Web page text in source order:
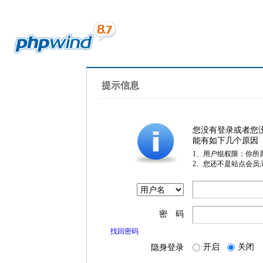
提示信息
您没有登录或者您
能有如下几个原因
1、用户组权限：你所
2、您还不是站点会员
密 码
找回密码
隐身登录 开启 关闭